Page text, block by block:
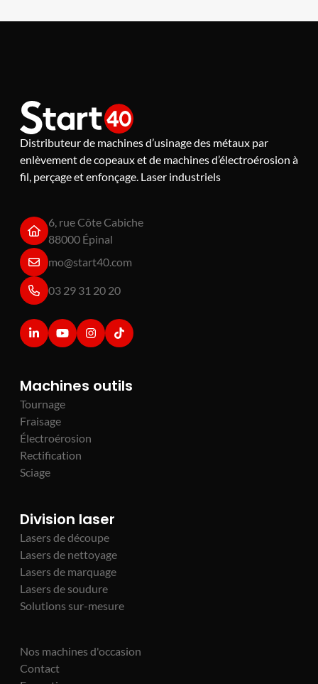
Distributeur de machines d’usinage des métaux par
enlèvement de copeaux et de machines d’électroérosion à
fil, perçage et enfonçage. Laser industriels
6, rue Côte Cabiche
88000 Épinal
mo@start40.com
03 29 31 20 20
Machines outils
Tournage
Fraisage
Électroérosion
Rectification
Sciage
Division laser
Lasers de découpe
Lasers de nettoyage
Lasers de marquage
Lasers de soudure
Solutions sur-mesure
Nos machines d'occasion
Contact